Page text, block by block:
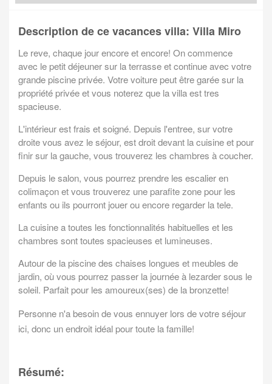
Description de ce vacances villa: Villa Miro
Le reve, chaque jour encore et encore! On commence
avec le petit déjeuner sur la terrasse et continue avec votre
grande piscine privée. Votre voiture peut être garée sur la
propriété privée et vous noterez que la villa est tres
spacieuse.
L'intérieur est frais et soigné. Depuis l'entree, sur votre
droite vous avez le séjour, est droit devant la cuisine et pour
finir sur la gauche, vous trouverez les chambres à coucher.
Depuis le salon, vous pourrez prendre les escalier en
colimaçon et vous trouverez une parafite zone pour les
enfants ou ils pourront jouer ou encore regarder la tele.
La cuisine a toutes les fonctionnalités habituelles et les
chambres sont toutes spacieuses et lumineuses.
Autour de la piscine des chaises longues et meubles de
jardin, où vous pourrez passer la journée à lezarder sous le
soleil. Parfait pour les amoureux(ses) de la bronzette!
Personne n'a besoin de vous ennuyer lors de votre séjour
ici, donc un endroit idéal pour toute la famille!
Résumé: